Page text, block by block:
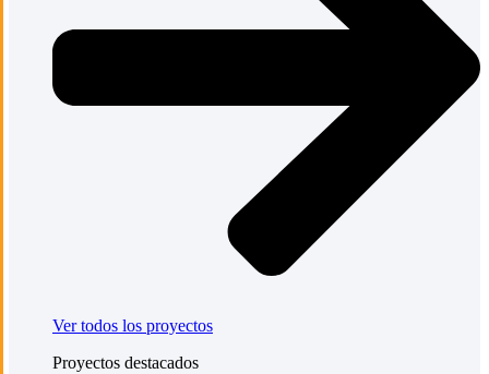
Ver todos los proyectos
Proyectos destacados